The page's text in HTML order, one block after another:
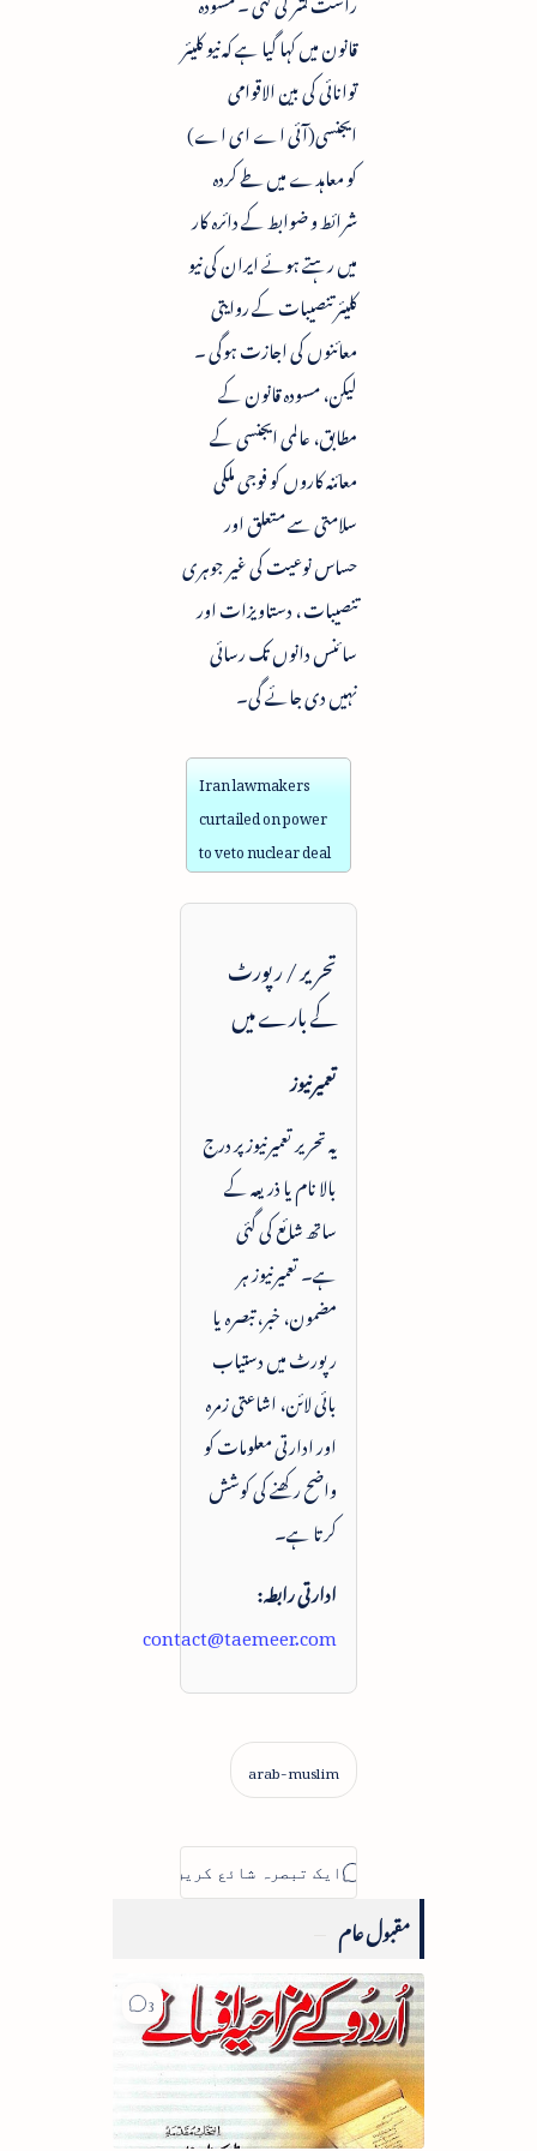
قانون میں کہا گیا ہے کہ نیو کلیئر
توانائی کی بین الاقوامی
ایجنسی(آئی اے ای اے)
کو معاہدے میں طے کردہ
شرائط و ضوابط کے دائرہ کار
میں رہتے ہوئے ایران کی نیو
کلیئر تنصیبات کے روایتی
معائنوں کی اجازت ہوگی ۔
لیکن، مسودہ قانون کے
مطابق، عالمی ایجنسی کے
معائنہ کاروں کو فوجی ملکی
سلامتی سے متعلق اور
حساس نوعیت کی غیر جوہری
تنصیبات ، دستاویزات اور
سائنس دانوں تک رسائی
نہیں دی جائے گی۔
Iran lawmakers
curtailed on power
to veto nuclear deal
تحریر / رپورٹ
کے بارے میں
تعمیرنیوز
یہ تحریر تعمیرنیوز پر درج
بالا نام یا ذریعہ کے
ساتھ شائع کی گئی
ہے۔ تعمیرنیوز ہر
مضمون، خبر، تبصرہ یا
رپورٹ میں دستیاب
بائی لائن، اشاعتی زمرہ
اور ادارتی معلومات کو
واضح رکھنے کی کوشش
کرتا ہے۔
ادارتی رابطہ:
contact@taemeer.com
مقبول عام